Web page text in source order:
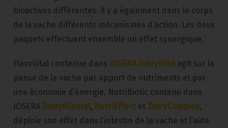
bioactives différentes. Il y a également dans le corps
de la vache différents mécanismes d’action. Les deux
paquets effectuent ensemble un effet synergique.
FlavoVital contenue dans JOSERA DairyPilotagit sur la
panse de la vache par apport de nutriments et par
une économie d’énergie. NutriBiotic contenu dans
JOSERA DairyMineral, NutriEffect et DairyComplex,
déploie son effet dans l’intestin de la vache et l’aide